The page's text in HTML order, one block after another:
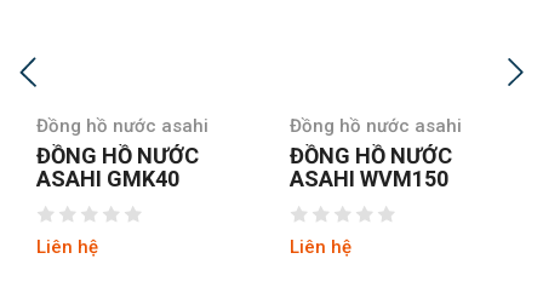
Đồng hồ nước asahi
ĐỒNG HỒ NƯỚC
ASAHI WVM150
Liên hệ
Đồng hồ nước asahi
ĐỒNG HỒ NƯỚC
ASAHI WVM50
Liên hệ